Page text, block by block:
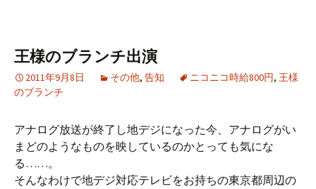
王様のブランチ出演
2011年9月8日 その他, 告知 ニコニコ時給800円, 王様
のブランチ
アナログ放送が終了し地デジになった今、アナログがい
まどのようなものを映しているのかとっても気にな
る……。
そんなわけで地デジ対応テレビをお持ちの東京都周辺の